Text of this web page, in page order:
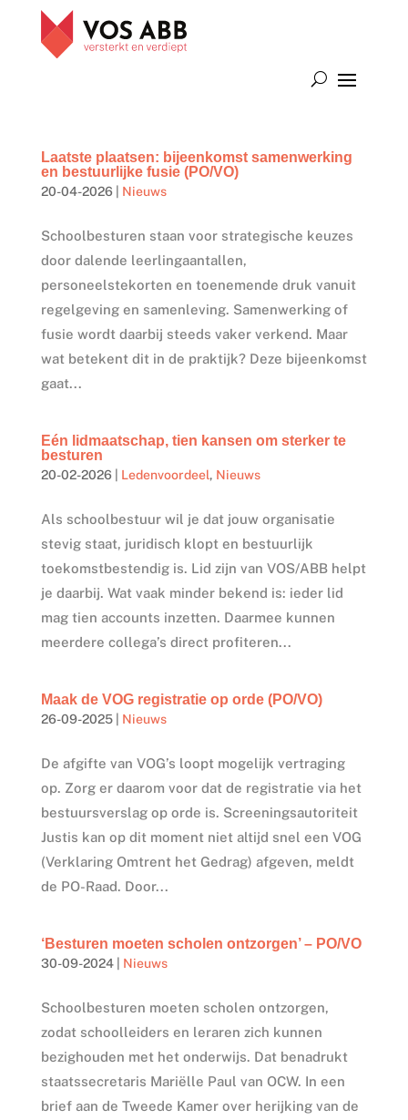
Laatste plaatsen: bijeenkomst samenwerking
en bestuurlijke fusie (PO/VO)
20-04-2026| Nieuws
Schoolbesturen staan voor strategische keuzes
door dalende leerlingaantallen,
personeelstekorten en toenemende druk vanuit
regelgeving en samenleving. Samenwerking of
fusie wordt daarbij steeds vaker verkend. Maar
wat betekent dit in de praktijk? Deze bijeenkomst
gaat...
Eén lidmaatschap, tien kansen om sterker te
besturen
20-02-2026| Ledenvoordeel, Nieuws
Als schoolbestuur wil je dat jouw organisatie
stevig staat, juridisch klopt en bestuurlijk
toekomstbestendig is. Lid zijn van VOS/ABB helpt
je daarbij. Wat vaak minder bekend is: ieder lid
mag tien accounts inzetten. Daarmee kunnen
meerdere collega’s direct profiteren...
Maak de VOG registratie op orde (PO/VO)
26-09-2025| Nieuws
De afgifte van VOG’s loopt mogelijk vertraging
op. Zorg er daarom voor dat de registratie via het
bestuursverslag op orde is. Screeningsautoriteit
Justis kan op dit moment niet altijd snel een VOG
(Verklaring Omtrent het Gedrag) afgeven, meldt
de PO-Raad. Door...
‘Besturen moeten scholen ontzorgen’ – PO/VO
30-09-2024| Nieuws
Schoolbesturen moeten scholen ontzorgen,
zodat schoolleiders en leraren zich kunnen
bezighouden met het onderwijs. Dat benadrukt
staatssecretaris Mariëlle Paul van OCW. In een
brief aan de Tweede Kamer over herijking van de